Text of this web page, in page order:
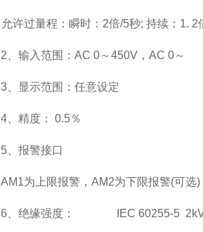
允许过量程：瞬时：2倍/5秒; 持续：1. 2
2 、输入范围：AC 0～450V ，AC 0～
3 显示范围：任意设定
4 、精度： 0.5％
5 、报警接口
AM1为上限报警，AM2为下限报警(可选)
6 、绝缘强度： IEC 60255-5